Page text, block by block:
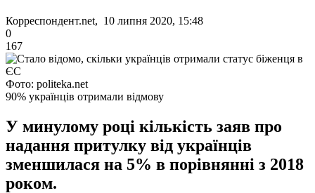
Корреспондент.net, 10 липня 2020, 15:48
0
167
Фото: politeka.net
90% українців отримали відмову
У минулому році кількість заяв про
надання притулку від українців
зменшилася на 5% в порівнянні з 2018
роком.